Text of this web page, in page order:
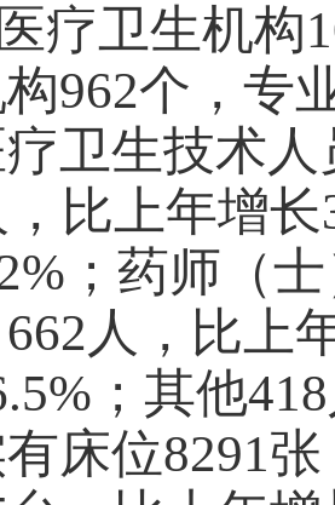
疗卫生机构
962个，专
卫生技术
，比上年增
；药师（
662人，比
；其他
床位8291